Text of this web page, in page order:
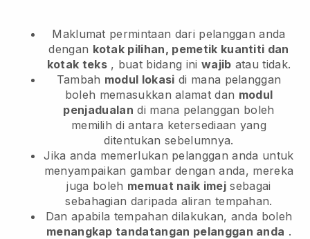
Maklumat permintaan dari pelanggan anda
dengan kotak pilihan, pemetik kuantiti dan
kotak teks, buat bidang ini wajib atau tidak.
Tambah modul lokasi di mana pelanggan
boleh memasukkan alamat dan modul
penjadualan di mana pelanggan boleh
memilih di antara ketersediaan yang
ditentukan sebelumnya.
Jika anda memerlukan pelanggan anda untuk
menyampaikan gambar dengan anda, mereka
juga boleh memuat naik imej sebagai
sebahagian daripada aliran tempahan.
Dan apabila tempahan dilakukan, anda boleh
menangkap tandatangan pelanggan anda .